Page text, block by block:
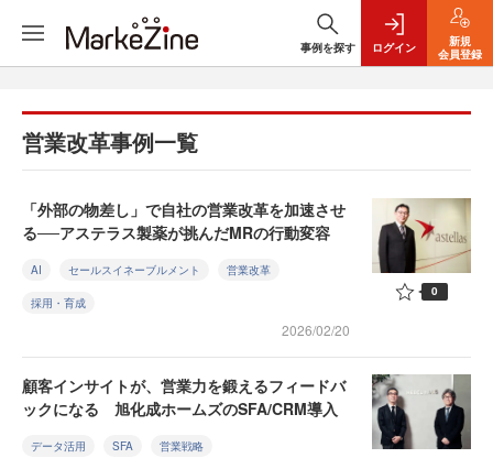
事例を探す ログイン
新規
会員登録
営業改革事例一覧
「外部の物差し」で自社の営業改革を加速させ
る──アステラス製薬が挑んだMRの行動変容
AI セールスイネーブルメント 営業改革
採用・育成
2026/02/20
0
顧客インサイトが、営業力を鍛えるフィードバ
ックになる 旭化成ホームズのSFA/CRM導入
データ活用 SFA 営業戦略